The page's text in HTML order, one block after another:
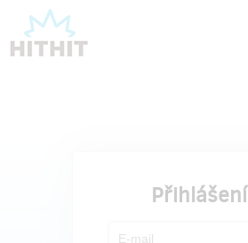
Přihlášení